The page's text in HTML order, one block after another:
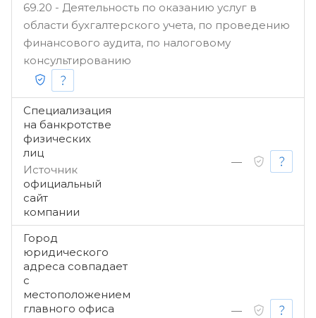
69.20 - Деятельность по оказанию услуг в
области бухгалтерского учета, по проведению
финансового аудита, по налоговому
консультированию
Специализация
на банкротстве
физических
лиц
Источник
официальный
сайт
компании
—
Город
юридического
адреса совпадает
с
местоположением
главного офиса
—